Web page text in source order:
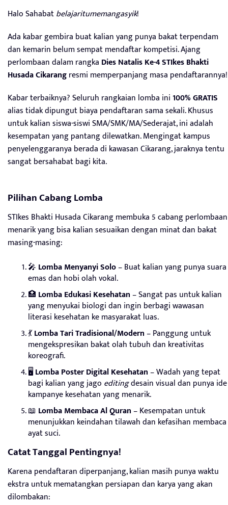
Halo Sahabatbelajaritumemangasyik!
Ada kabar gembira buat kalian yang punya bakat terpendam
dan kemarin belum sempat mendaftar kompetisi. Ajang
perlombaan dalam rangka Dies Natalis Ke-4 STIkes Bhakti
Husada Cikarangresmi memperpanjang masa pendaftarannya!
Kabar terbaiknya? Seluruh rangkaian lomba ini100% GRATIS
alias tidak dipungut biaya pendaftaran sama sekali. Khusus
untuk kalian siswa-siswi SMA/SMK/MA/Sederajat, ini adalah
kesempatan yang pantang dilewatkan. Mengingat kampus
penyelenggaranya berada di kawasan Cikarang, jaraknya tentu
sangat bersahabat bagi kita.
Pilihan Cabang Lomba
STIkes Bhakti Husada Cikarang membuka 5 cabang perlombaan
menarik yang bisa kalian sesuaikan dengan minat dan bakat
masing-masing:
🎤 Lomba Menyanyi Solo– Buat kalian yang punya suara
emas dan hobi olah vokal.
🏥 Lomba Edukasi Kesehatan– Sangat pas untuk kalian
yang menyukai biologi dan ingin berbagi wawasan
literasi kesehatan ke masyarakat luas.
💃Lomba Tari Tradisional/Modern– Panggung untuk
mengekspresikan bakat olah tubuh dan kreativitas
koreografi.
🖥️Lomba Poster Digital Kesehatan– Wadah yang tepat
bagi kalian yang jago editingdesain visual dan punya ide
kampanye kesehatan yang menarik.
📖 Lomba Membaca Al Quran– Kesempatan untuk
menunjukkan keindahan tilawah dan kefasihan membaca
ayat suci.
Catat Tanggal Pentingnya!
Karena pendaftaran diperpanjang, kalian masih punya waktu
ekstra untuk mematangkan persiapan dan karya yang akan
dilombakan: